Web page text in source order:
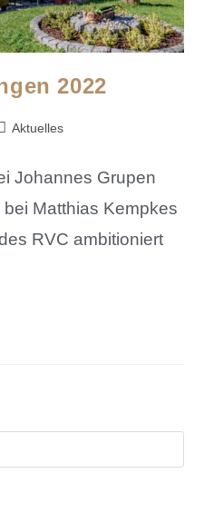
2022
Aktuelles
Johannes Grupen
Matthias Kempkes
RVC ambitioniert